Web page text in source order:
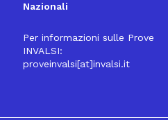
Nazionali
Per informazioni sulle Prove
INVALSI:
proveinvalsi[at]invalsi.it